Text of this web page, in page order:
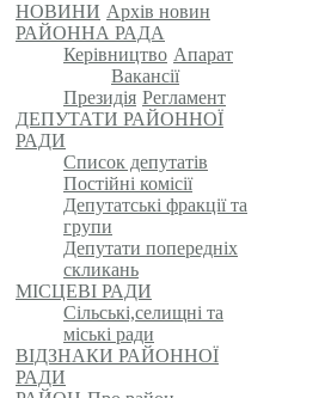
НОВИНИ Архів новин
РАЙОННА РАДА
Керівництво Апарат
Вакансії
Президія Регламент
ДЕПУТАТИ РАЙОННОЇ
РАДИ
Список депутатів
Постійні комісії
Депутатські фракції та
групи
Депутати попередніх
скликань
МІСЦЕВІ РАДИ
Сільські,селищні та
міські ради
ВІДЗНАКИ РАЙОННОЇ
РАДИ